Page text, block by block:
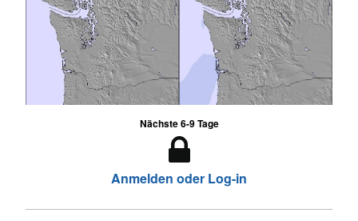
Nächste 6-9 Tage
Anmelden oder Log-in